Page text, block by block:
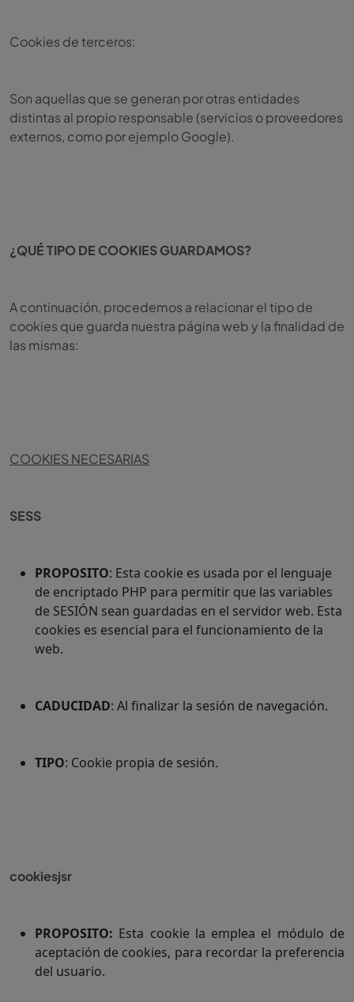
Cookies de terceros:
Son aquellas que se generan por otras entidades
distintas al propio responsable (servicios o proveedores
externos, como por ejemplo Google).
¿QUÉ TIPO DE COOKIES GUARDAMOS?
A continuación, procedemos a relacionar el tipo de
cookies que guarda nuestra página web y la finalidad de
las mismas:
COOKIES NECESARIAS
SESS
PROPOSITO: Esta cookie es usada por el lenguaje
de encriptado PHP para permitir que las variables
de SESIÓN sean guardadas en el servidor web. Esta
cookies es esencial para el funcionamiento de la
web.
CADUCIDAD: Al finalizar la sesión de navegación.
TIPO: Cookie propia de sesión.
cookiesjsr
PROPOSITO: Esta cookie la emplea el módulo de
aceptación de cookies, para recordar la preferencia
del usuario.